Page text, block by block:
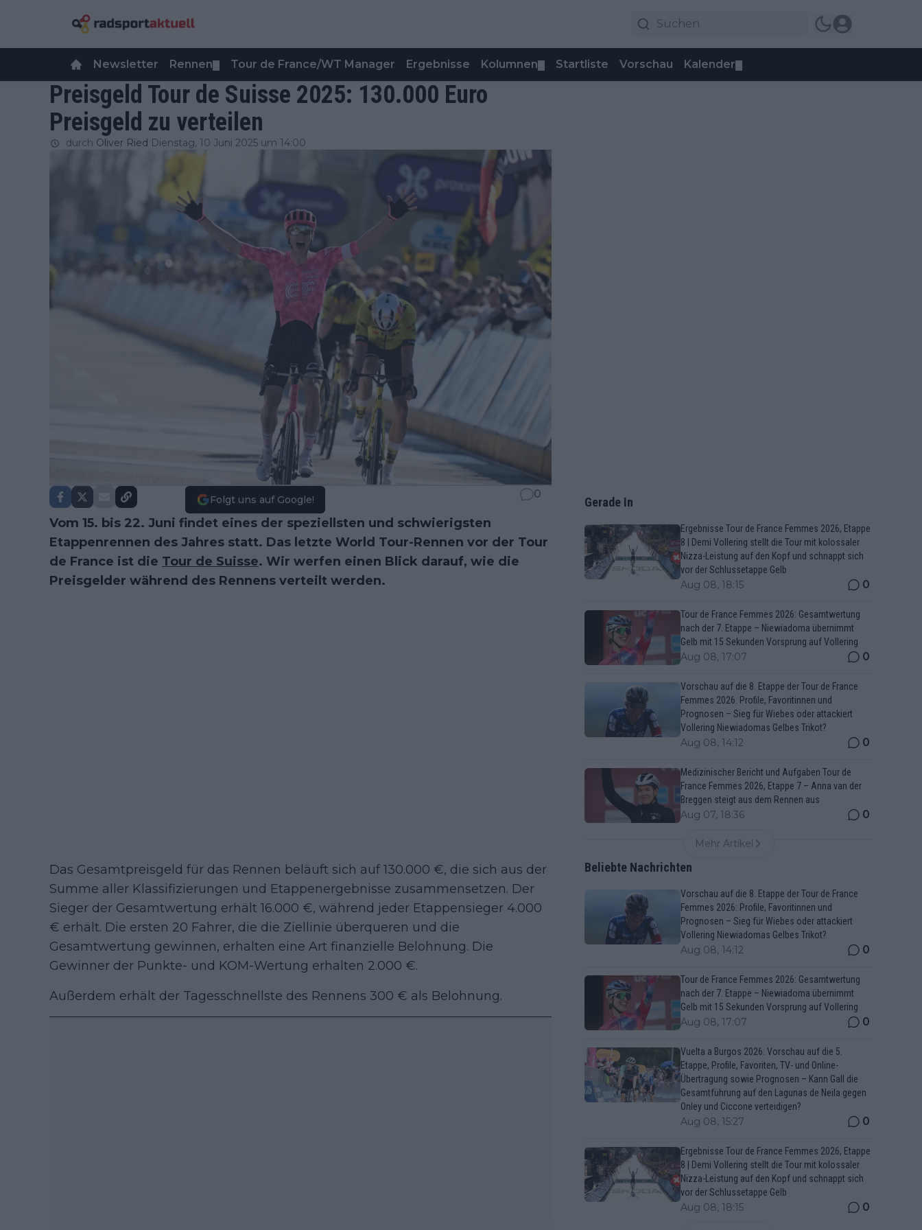
Newsletter Rennen Tour de France/WT Manager Ergebnisse Kolumnen Startliste Vorschau Kalender
Preisgeld Tour de Suisse 2025: 130.000 Euro
Preisgeld zu verteilen
durch Oliver Ried Dienstag, 10 Juni 2025 um 14:00
Folgt uns auf Google! 0
Vom 15. bis 22. Juni findet eines der speziellsten und schwierigsten
Etappenrennen des Jahres statt. Das letzte World Tour-Rennen vor der Tour
de France ist die Tour de Suisse. Wir werfen einen Blick darauf, wie die
Preisgelder während des Rennens verteilt werden.
Das Gesamtpreisgeld für das Rennen beläuft sich auf 130.000 €, die sich aus der
Summe aller Klassifizierungen und Etappenergebnisse zusammensetzen. Der
Sieger der Gesamtwertung erhält 16.000 €, während jeder Etappensieger 4.000
€ erhält. Die ersten 20 Fahrer, die die Ziellinie überqueren und die
Gesamtwertung gewinnen, erhalten eine Art finanzielle Belohnung. Die
Gewinner der Punkte- und KOM-Wertung erhalten 2.000 €.
Außerdem erhält der Tagesschnellste des Rennens 300 € als Belohnung.
Gerade In
Ergebnisse Tour de France Femmes 2026, Etappe
8 | Demi Vollering stellt die Tour mit kolossaler
Nizza-Leistung auf den Kopf und schnappt sich
vor der Schlussetappe Gelb
Aug 08, 18:15 0
Tour de France Femmes 2026: Gesamtwertung
nach der 7. Etappe – Niewiadoma übernimmt
Gelb mit 15 Sekunden Vorsprung auf Vollering
Aug 08, 17:07 0
Vorschau auf die 8. Etappe der Tour de France
Femmes 2026: Profile, Favoritinnen und
Prognosen – Sieg für Wiebes oder attackiert
Vollering Niewiadomas Gelbes Trikot?
Aug 08, 14:12 0
Medizinischer Bericht und Aufgaben Tour de
France Femmes 2026, Etappe 7 – Anna van der
Breggen steigt aus dem Rennen aus
Aug 07, 18:36 0
Mehr Artikel
Beliebte Nachrichten
Vorschau auf die 8. Etappe der Tour de France
Femmes 2026: Profile, Favoritinnen und
Prognosen – Sieg für Wiebes oder attackiert
Vollering Niewiadomas Gelbes Trikot?
Aug 08, 14:12 0
Tour de France Femmes 2026: Gesamtwertung
nach der 7. Etappe – Niewiadoma übernimmt
Gelb mit 15 Sekunden Vorsprung auf Vollering
Aug 08, 17:07 0
Vuelta a Burgos 2026: Vorschau auf die 5.
Etappe, Profile, Favoriten, TV- und Online-
Übertragung sowie Prognosen – Kann Gall die
Gesamtführung auf den Lagunas de Neila gegen
Onley und Ciccone verteidigen?
Aug 08, 15:27 0
Ergebnisse Tour de France Femmes 2026, Etappe
8 | Demi Vollering stellt die Tour mit kolossaler
Nizza-Leistung auf den Kopf und schnappt sich
vor der Schlussetappe Gelb
Aug 08, 18:15 0